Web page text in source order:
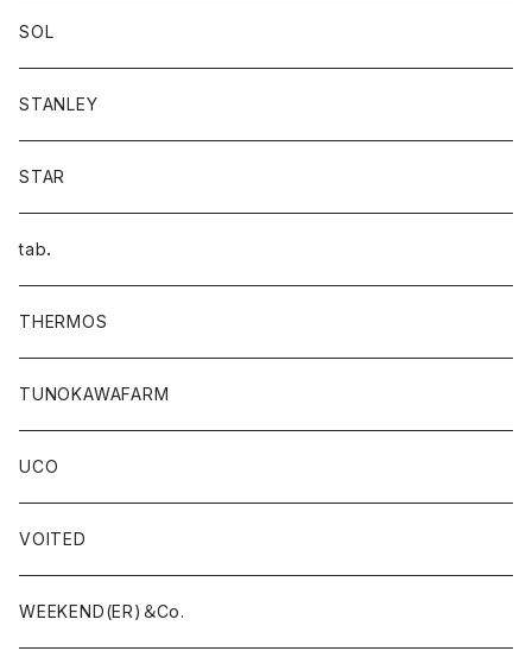
SOL
STANLEY
STAR
tab．
THERMOS
TUNOKAWAFARM
UCO
VOITED
WEEKEND(ER)＆Co.